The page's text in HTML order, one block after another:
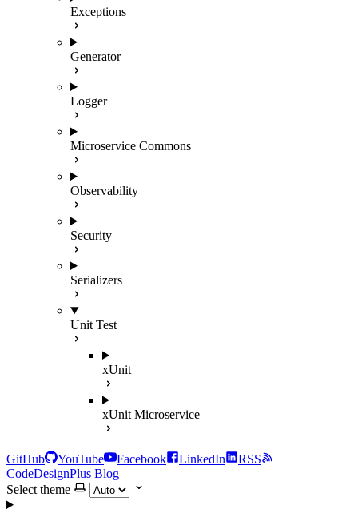
Exceptions
Generator
Logger
Microservice Commons
Observability
Security
Serializers
Unit Test
xUnit
xUnit Microservice
GitHub YouTube Facebook LinkedIn
RSS
CodeDesignPlus Blog
Select theme